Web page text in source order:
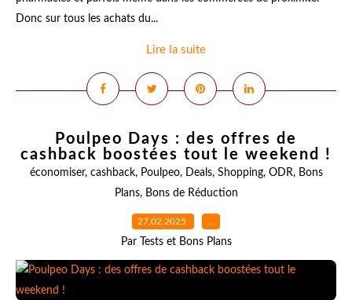
Donc sur tous les achats du...
Lire la suite
Poulpeo Days : des offres de
cashback boostées tout le weekend !
économiser, cashback, Poulpeo, Deals, Shopping, ODR, Bons
Plans, Bons de Réduction
27.02.2025 …
Par Tests et Bons Plans